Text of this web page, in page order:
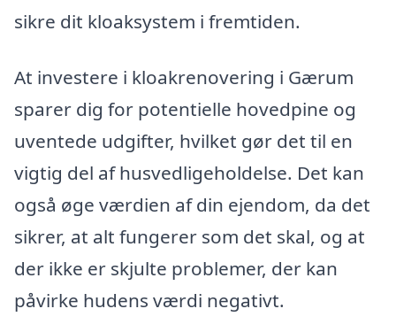
sikre dit kloaksystem i fremtiden.
At investere i kloakrenovering i Gærum
sparer dig for potentielle hovedpine og
uventede udgifter, hvilket gør det til en
vigtig del af husvedligeholdelse. Det kan
også øge værdien af din ejendom, da det
sikrer, at alt fungerer som det skal, og at
der ikke er skjulte problemer, der kan
påvirke hudens værdi negativt.